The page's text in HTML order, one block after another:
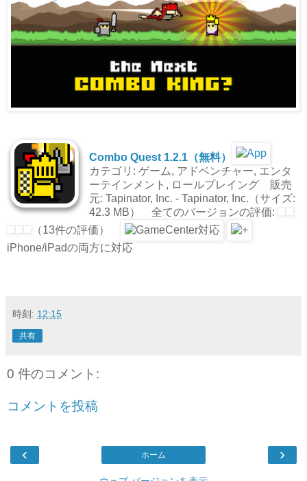
Combo Quest 1.2.1（無料）
カテゴリ: ゲーム, アドベンチャー, エンタ
ーテインメント, ロールプレイング 販売
元: Tapinator, Inc. - Tapinator, Inc.（サイズ:
42.3 MB） 全てのバージョンの評価:
（13件の評価）
iPhone/iPadの両方に対応
時刻: 12:15
共有
0 件のコメント:
コメントを投稿
‹ ›
ホーム